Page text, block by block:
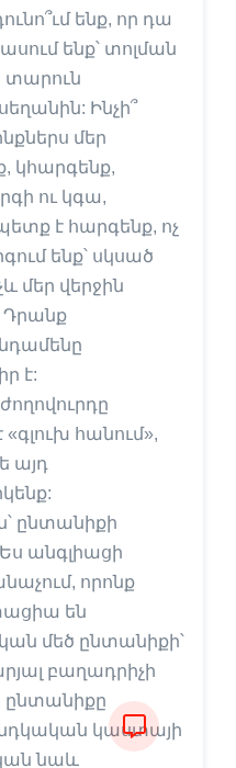
ենք, որ դա
ենք՝ տոլման
տարուն
Ինչի՞
մեր
կհարգենք,
ու կգա,
է հարգենք, ոչ
ենք՝ սկսած
մեր վերջին
Դրանք
է:
հանում»,
այդ
ընտանիքի
անգլիացի
որոնք
են
մեծ ընտանիքի՝
բաղադրիչի
ընտանիքը
կաստայի
նաև